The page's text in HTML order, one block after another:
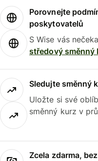
Porovnejte
poskytovatelů
S Wise vás
středový směnný
Sledujte směnný
Uložte si své
směnný kurz v
Zcela zdarma,